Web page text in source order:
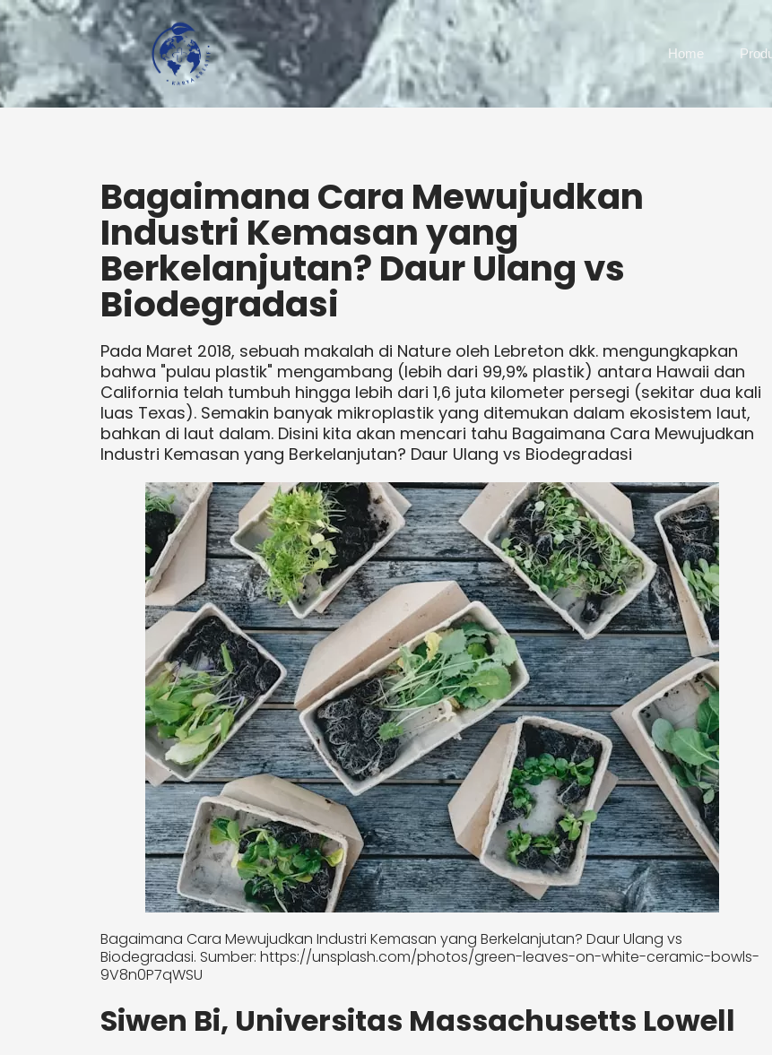
Home
Bagaimana Cara Mewujudkan
Industri Kemasan yang
Berkelanjutan? Daur Ulang vs
Biodegradasi
Pada Maret 2018, sebuah makalah di Nature oleh Lebreton dkk. mengungkapkan
bahwa "pulau plastik" mengambang (lebih dari 99,9% plastik) antara Hawaii dan
California telah tumbuh hingga lebih dari 1,6 juta kilometer persegi (sekitar dua kali
luas Texas). Semakin banyak mikroplastik yang ditemukan dalam ekosistem laut,
bahkan di laut dalam. Disini kita akan mencari tahu Bagaimana Cara Mewujudkan
Industri Kemasan yang Berkelanjutan? Daur Ulang vs Biodegradasi
Bagaimana Cara Mewujudkan Industri Kemasan yang Berkelanjutan? Daur Ulang vs
Biodegradasi. Sumber: https://unsplash.com/photos/green-leaves-on-white-ceramic-bowls-
9V8n0P7qWSU
Siwen Bi, Universitas Massachusetts Lowell